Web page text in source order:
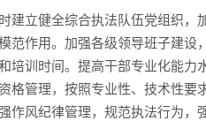
建立健全综合执法队伍党组织，
范作用。加强各级领导班子建
培训时间。提高干部专业化能力
格管理，按照专业性、技术性要
风纪律管理，规范执法行为，